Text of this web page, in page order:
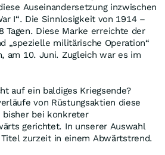
Auseinandersetzung inzwischen
I“. Die Sinnlosigkeit von 1914 –
Tagen. Diese Marke erreichte der
„spezielle militärische Operation“
am 10. Juni. Zugleich war es im
auf ein baldiges Kriegsende?
von Rüstungsaktien diese
bisher bei konkreter
gerichtet. In unserer Auswahl
zurzeit in einem Abwärtstrend.